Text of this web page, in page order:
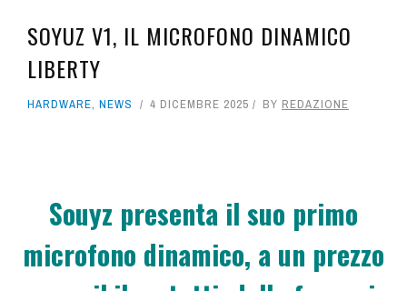
PRO AUDIO
STUDI
MUSIC TECH
MAGAZINE
SOYUZ V1, IL MICROFONO DINAMICO
LIBERTY
HARDWARE, NEWS 4 DICEMBRE 2025 BY REDAZIONE
Souyz presenta il suo primo
microfono dinamico, a un prezzo